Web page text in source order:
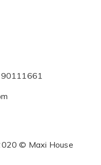
© Maxi House